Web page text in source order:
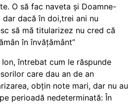
O să fac naveta și Doamne-
dar dacă în doi,trei ani nu
să mă titularizez nu cred că
în învățământ”
Ion, întrebat cum le răspunde
care dau an de an
obțin note mari, dar nu au
perioadă nedeterminată: În